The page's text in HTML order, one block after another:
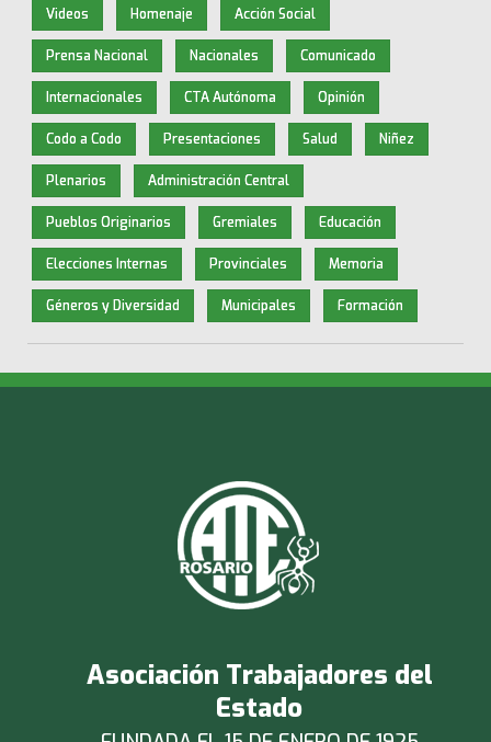
Videos Homenaje Acción Social
Prensa Nacional Nacionales Comunicado
Internacionales CTA Autónoma Opinión
Codo a Codo Presentaciones Salud Niñez
Plenarios Administración Central
Pueblos Originarios Gremiales Educación
Elecciones Internas Provinciales Memoria
Géneros y Diversidad Municipales Formación
Asociación Trabajadores del
Estado